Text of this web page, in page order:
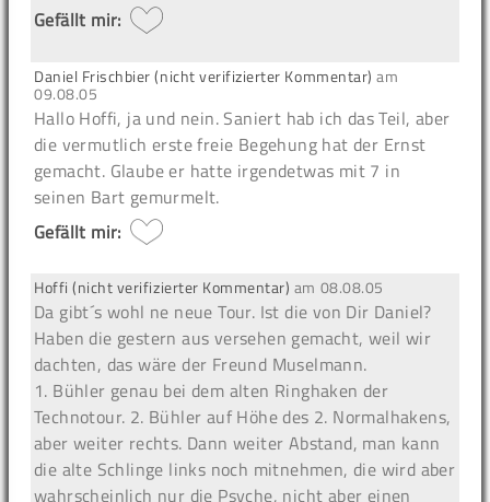
Gefällt mir:
Daniel Frischbier (nicht verifizierter Kommentar) am
09.08.05
Hallo Hoffi, ja und nein. Saniert hab ich das Teil, aber
die vermutlich erste freie Begehung hat der Ernst
gemacht. Glaube er hatte irgendetwas mit 7 in
seinen Bart gemurmelt.
Gefällt mir:
Hoffi (nicht verifizierter Kommentar) am 08.08.05
Da gibt´s wohl ne neue Tour. Ist die von Dir Daniel?
Haben die gestern aus versehen gemacht, weil wir
dachten, das wäre der Freund Muselmann.
1. Bühler genau bei dem alten Ringhaken der
Technotour. 2. Bühler auf Höhe des 2. Normalhakens,
aber weiter rechts. Dann weiter Abstand, man kann
die alte Schlinge links noch mitnehmen, die wird aber
wahrscheinlich nur die Psyche, nicht aber einen